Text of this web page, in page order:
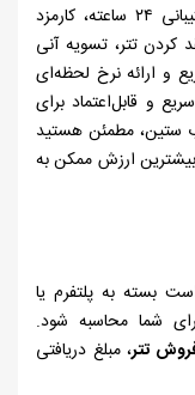
۲۴ ساعته، کارمزد
کردن تتر، تسویه آنی
و ارائه نرخ لحظه‌ای
و قابل‌اعتماد برای
ستین، مطمئن هستید
بیشترین ارزش ممکن به
بسته به پلتفرم یا
شما محاسبه شود.
تتر، مبلغ دریافتی